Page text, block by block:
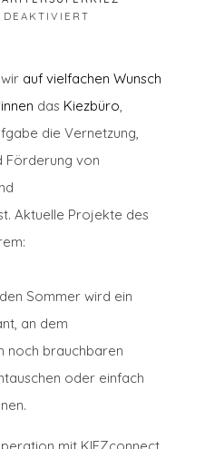
DEAKTIVIERT
auf vielfachen Wunsch
das Kiezbüro,
die Vernetzung,
Förderung von
Aktuelle Projekte des
Sommer wird ein
an dem
noch brauchbaren
oder einfach